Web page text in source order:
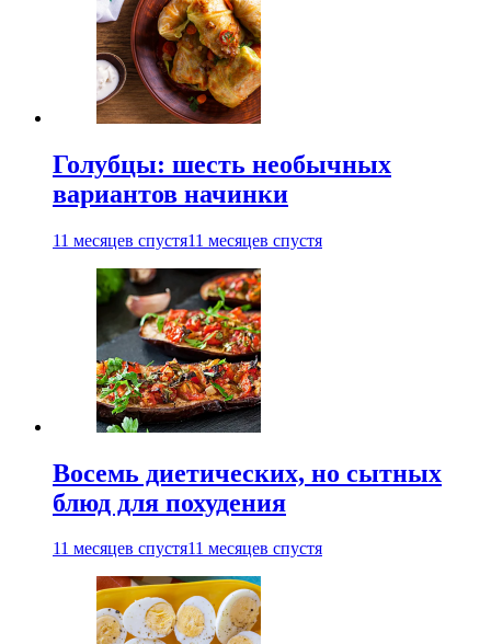
Голубцы: шесть необычных
вариантов начинки
11 месяцев спустя11 месяцев спустя
Восемь диетических, но сытных
блюд для похудения
11 месяцев спустя11 месяцев спустя